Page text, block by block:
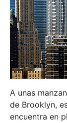
A unas
de Brooklyn,
encuentra en